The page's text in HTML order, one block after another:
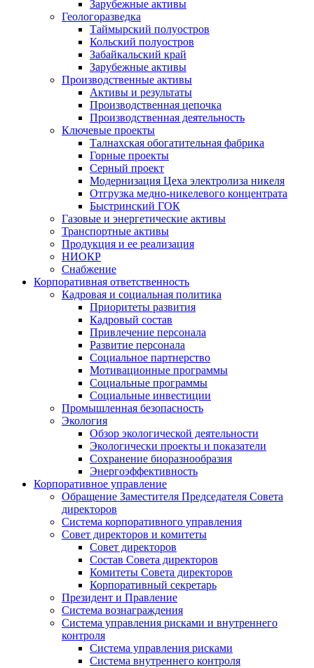
Зарубежные активы
Геологоразведка
Таймырский полуостров
Кольский полуостров
Забайкальский край
Зарубежные активы
Производственные активы
Активы и результаты
Производственная цепочка
Производственная деятельность
Ключевые проекты
Талнахская обогатительная фабрика
Горные проекты
Серный проект
Модернизация Цеха электролиза никеля
Отгрузка медно-никелевого концентрата
Быстринский ГОК
Газовые и энергетические активы
Транспортные активы
Продукция и ее реализация
НИОКР
Снабжение
Корпоративная ответственность
Кадровая и социальная политика
Приоритеты развития
Кадровый состав
Привлечение персонала
Развитие персонала
Социальное партнерство
Мотивационные программы
Социальные программы
Социальные инвестиции
Промышленная безопасность
Экология
Обзор экологической деятельности
Экологически проекты и показатели
Сохранение биоразнообразия
Энергоэффективность
Корпоративное управление
Обращение Заместителя Председателя Совета
директоров
Система корпоративного управления
Совет директоров и комитеты
Совет директоров
Состав Совета директоров
Комитеты Совета директоров
Корпоративный секретарь
Президент и Правление
Система вознаграждения
Система управления рисками и внутреннего
контроля
Система управления рисками
Система внутреннего контроля